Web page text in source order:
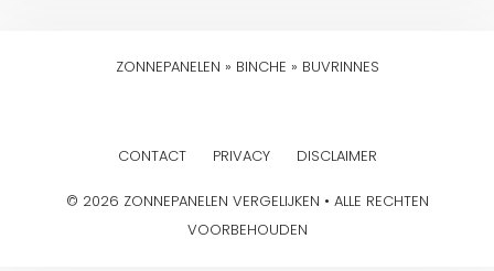
ZONNEPANELEN » BINCHE » BUVRINNES
CONTACT PRIVACY DISCLAIMER
© 2026 ZONNEPANELEN VERGELIJKEN • ALLE RECHTEN
VOORBEHOUDEN